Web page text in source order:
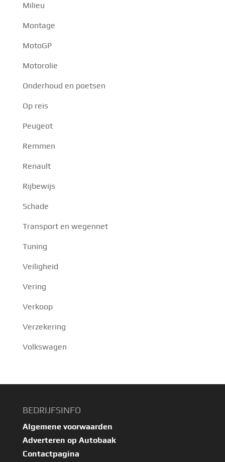
Milieu
Montage
MotoGP
Motorolie
Onderhoud en poetsen
Op reis
Peugeot
Remmen
Renault
Rijbewijs
Schade
Transport en wegennet
Tuning
Veiligheid
Vering
Verkoop
Verzekering
Volkswagen
BEDRIJFSINFO
Algemene voorwaarden
Adverteren op Autobaak
Contactpagina